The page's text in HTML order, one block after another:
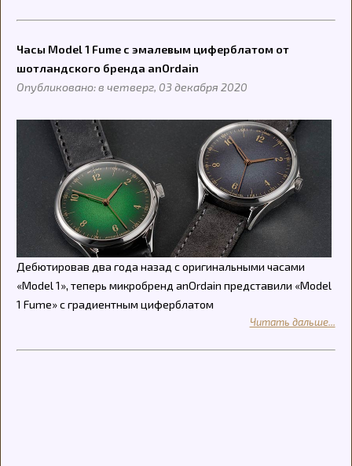
Часы Model 1 Fume с эмалевым циферблатом от
шотландского бренда anOrdain
Опубликовано: в четверг, 03 декабря 2020
Дебютировав два года назад с оригинальными часами
«Model 1», теперь микробренд anOrdain представили «Model
1 Fume» с градиентным циферблатом
Читать дальше...